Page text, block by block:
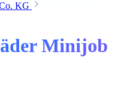
KG
Minijob